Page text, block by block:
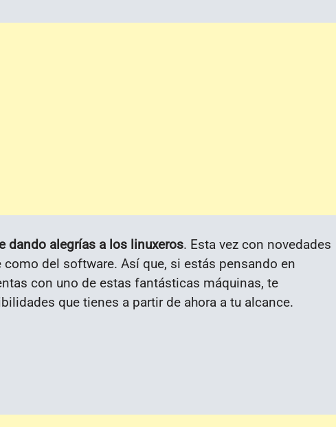
dando alegrías a los linuxeros. Esta vez con novedades
del software. Así que, si estás pensando en
con uno de estas fantásticas máquinas, te
que tienes a partir de ahora a tu alcance.